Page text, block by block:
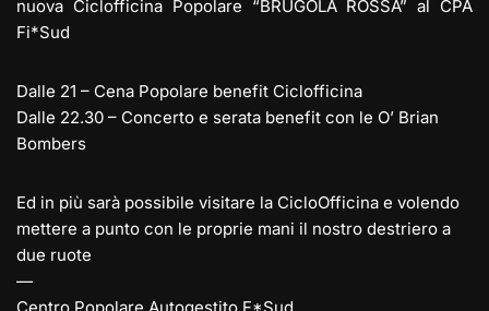
n p
o
k
nuova Ciclofficina Popolare “BRUGOLA ROSSA” al CPA
Fi*Sud
Dalle 21 – Cena Popolare benefit Ciclofficina
Dalle 22.30 – Concerto e serata benefit con le O’ Brian
Bombers
Ed in più sarà possibile visitare la CicloOfficina e volendo
mettere a punto con le proprie mani il nostro destriero a
due ruote
—